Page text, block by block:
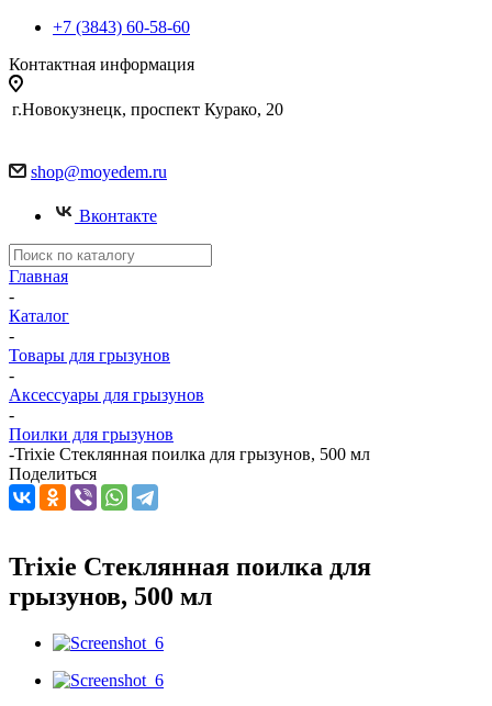
+7 (3843) 60-58-60
Контактная информация
г.Новокузнецк, проспект Курако, 20
shop@moyedem.ru
Вконтакте
Главная
-
Каталог
-
Товары для грызунов
-
Аксессуары для грызунов
-
Поилки для грызунов
-Trixie Стеклянная поилка для грызунов, 500 мл
Поделиться
Trixie Стеклянная поилка для
грызунов, 500 мл